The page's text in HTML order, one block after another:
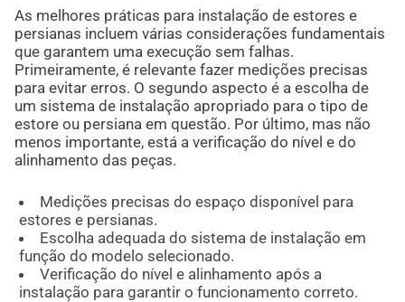
As melhores práticas para instalação de estores e
persianas incluem várias considerações fundamentais
que garantem uma execução sem falhas.
Primeiramente, é relevante fazer medições precisas
para evitar erros. O segundo aspecto é a escolha de
um sistema de instalação apropriado para o tipo de
estore ou persiana em questão. Por último, mas não
menos importante, está a verificação do nível e do
alinhamento das peças.
Medições precisas do espaço disponível para
estores e persianas.
Escolha adequada do sistema de instalação em
função do modelo selecionado.
Verificação do nível e alinhamento após a
instalação para garantir o funcionamento correto.